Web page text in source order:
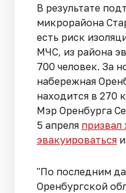
В результате
микрорайона
есть риск
МЧС, из района
700 человек. За
набережная
находится в 270
Мэр Оренбурга
5 апреля призвал
эвакуироваться
"По последним
Оренбургской